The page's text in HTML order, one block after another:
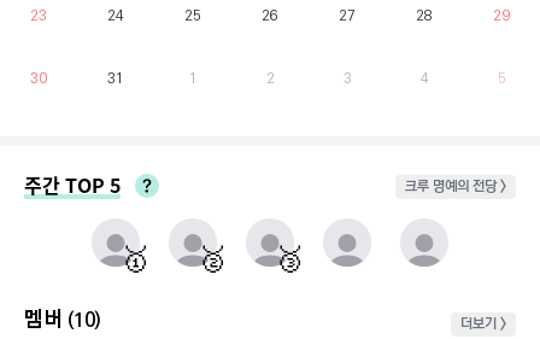
23 24 25 26 27 28 29
30 31 1 2 3 4 5
주간 TOP 5 크루 명예의 전당 >
매주 월요일부터 일요일까지 가장 클라이밍 시간이 많은 유저를 실시간으로 반영.
동점자 처리방식 : 클라이밍 횟수가 많은 순
🥇 🥈 🥉
멤버 (10) 더보기 >